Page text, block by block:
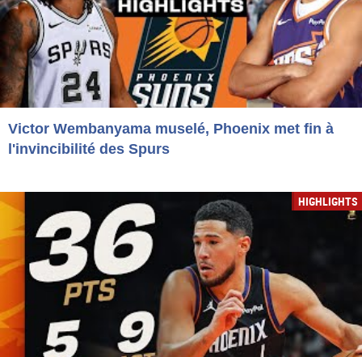
Victor Wembanyama muselé, Phoenix met fin à
l'invincibilité des Spurs
HIGHLIGHTS